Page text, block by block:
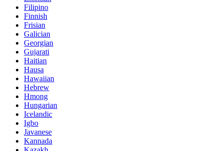
Filipino
Finnish
Frisian
Galician
Georgian
Gujarati
Haitian
Hausa
Hawaiian
Hebrew
Hmong
Hungarian
Icelandic
Igbo
Javanese
Kannada